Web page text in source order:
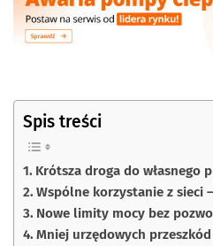
Spis treści
Krótsza droga do własnego
Wspólne korzystanie z sieci
Nowe limity mocy bez
Mniej urzędowych